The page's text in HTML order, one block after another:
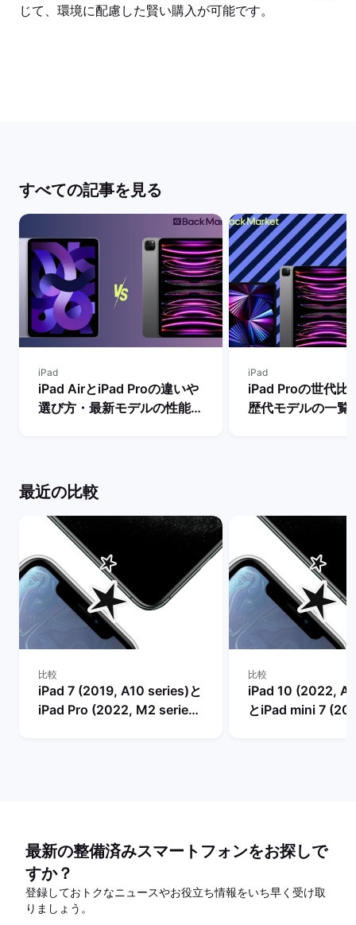
じて、環境に配慮した賢い購入が可能です。
すべての記事を見る
iPad
iPad AirとiPad Proの違いや
選び方・最新モデルの性能を
iPad
iPad Proの世代比
歴代モデルの一覧
最近の比較
比較
iPad 7 (2019, A10 series)と
iPad Pro (2022, M2 series)
比較
iPad 10 (2022,
とiPad mini 7
最新の整備済みスマートフォンをお探しで
すか？
登録しておトクなニュースやお役立ち情報をいち早く受け取
りましょう。